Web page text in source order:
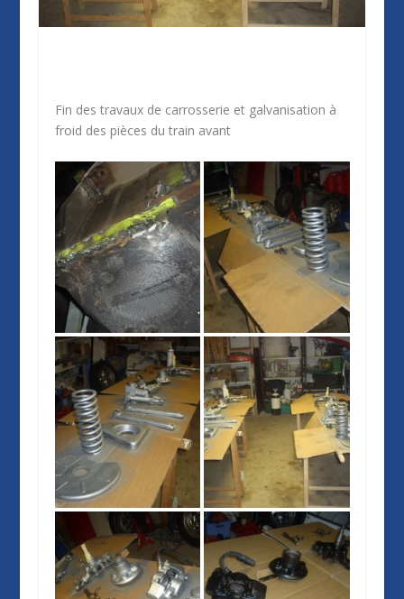
Fin des travaux de carrosserie et galvanisation à
froid des pièces du train avant